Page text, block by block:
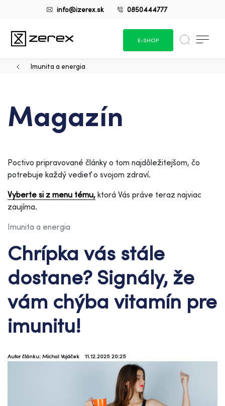
info@izerex.sk 0850444777
E-SHOP
Imunita a energia
Magazín
Poctivo pripravované články o tom najdôležitejšom, čo
potrebuje každý vedieť o svojom zdraví.
Vyberte si z menu tému, ktorá Vás práve teraz najviac
zaujíma.
Imunita a energia
Chrípka vás stále
dostane? Signály, že
vám chýba vitamín pre
imunitu!
Autor článku: Michal Vojáček 11.12.2025 20:25